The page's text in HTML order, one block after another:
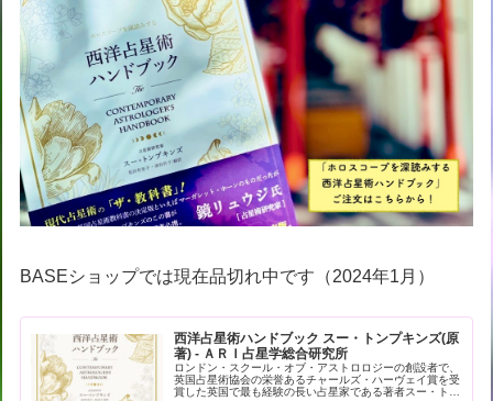
BASEショップでは現在品切れ中です（2024年1月）
西洋占星術ハンドブック スー・トンプキンズ(原
著) - ＡＲＩ占星学総合研究所
ロンドン・スクール・オブ・アストロロジーの創設者で、
英国占星術協会の栄誉あるチャールズ・ハーヴェイ賞を受
賞した英国で最も経験の長い占星家である著者スー・トン